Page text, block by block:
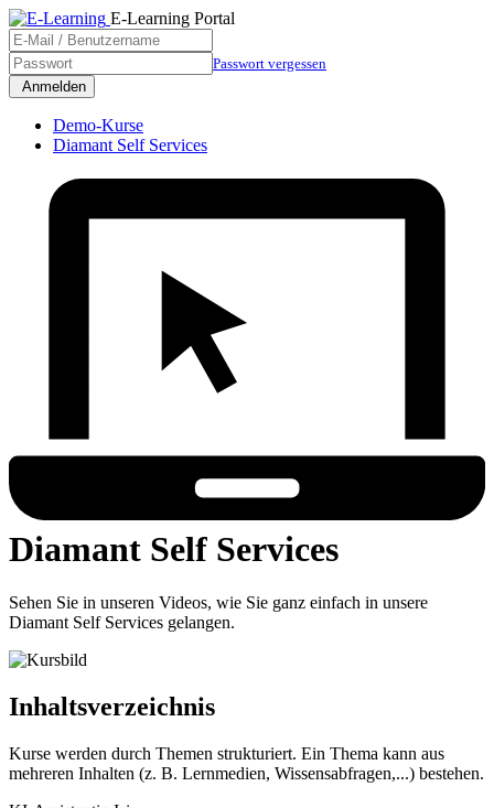
E-Learning Portal
Passwort vergessen
Demo-Kurse
Diamant Self Services
Diamant Self Services
Sehen Sie in unseren Videos, wie Sie ganz einfach in unsere
Diamant Self Services gelangen.
Inhaltsverzeichnis
Kurse werden durch Themen strukturiert. Ein Thema kann aus
mehreren Inhalten (z. B. Lernmedien, Wissensabfragen,...) bestehen.